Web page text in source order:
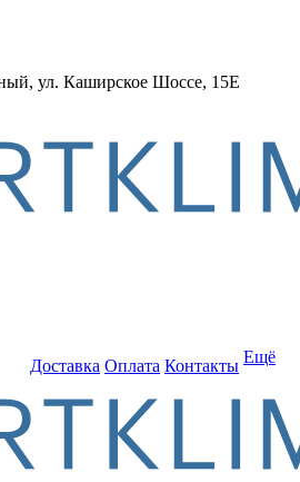
ул. Каширское Шоссе, 15Е
Доставка Оплата Контакты Ещё